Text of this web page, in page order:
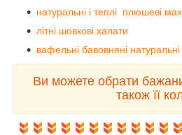
натуральні і теплі плюшеві
літні шовкові халати
вафельні бавовняні
Ви можете обрати
також її